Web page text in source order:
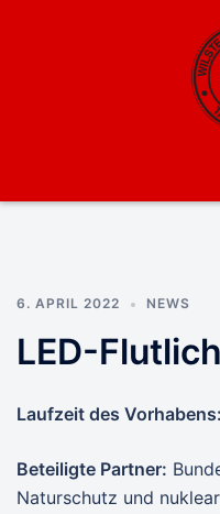
6. APRIL 2022 NEWS
LED-
Laufzeit des Vorhabens:
Beteiligte Partner:
Naturschutz und